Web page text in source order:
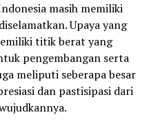
masih memiliki
Upaya yang
titik berat yang
pengembangan serta
meliputi seberapa besar
dan pastisipasi dari